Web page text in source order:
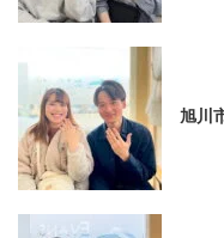
旭川